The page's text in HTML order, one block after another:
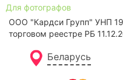
Для фотографов
ООО "Кардси Групп" УНП
торговом реестре РБ
Беларусь